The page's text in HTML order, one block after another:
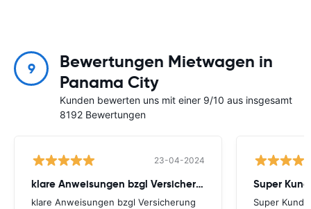
9
Bewertungen Mietwagen in
Panama City
Kunden bewerten uns mit einer 9/10 aus insgesamt
8192 Bewertungen
23-04-2024
klare Anweisungen bzgl Versicherung und
klare Anweisungen bzgl Versicherung
Super